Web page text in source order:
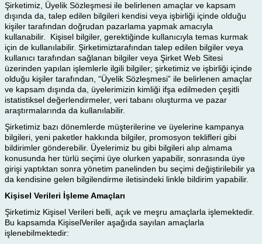
Şirketimiz, Üyelik Sözleşmesi ile belirlenen amaçlar ve kapsam
dışında da, talep edilen bilgileri kendisi veya işbirliği içinde olduğu
kişiler tarafından doğrudan pazarlama yapmak amacıyla
kullanabilir. Kişisel bilgiler, gerektiğinde kullanıcıyla temas kurmak
için de kullanılabilir. Şirketimiztarafından talep edilen bilgiler veya
kullanıcı tarafından sağlanan bilgiler veya Şirket Web Sitesi
üzerinden yapılan işlemlerle ilgili bilgiler; şirketimiz ve işbirliği içinde
olduğu kişiler tarafından, “Üyelik Sözleşmesi” ile belirlenen amaçlar
ve kapsam dışında da, üyelerimizin kimliği ifşa edilmeden çeşitli
istatistiksel değerlendirmeler, veri tabanı oluşturma ve pazar
araştırmalarında da kullanılabilir.
Şirketimiz bazı dönemlerde müşterilerine ve üyelerine kampanya
bilgileri, yeni paketler hakkında bilgiler, promosyon teklifleri gibi
bildirimler gönderebilir. Üyelerimiz bu gibi bilgileri alıp almama
konusunda her türlü seçimi üye olurken yapabilir, sonrasında üye
girişi yaptıktan sonra yönetim panelinden bu seçimi değiştirilebilir ya
da kendisine gelen bilgilendirme iletisindeki linkle bildirim yapabilir.
Kişisel Verileri İşleme Amaçları
Şirketimiz Kişisel Verileri belli, açık ve meşru amaçlarla işlemektedir.
Bu kapsamda KişiselVeriler aşağıda sayılan amaçlarla
işlenebilmektedir: